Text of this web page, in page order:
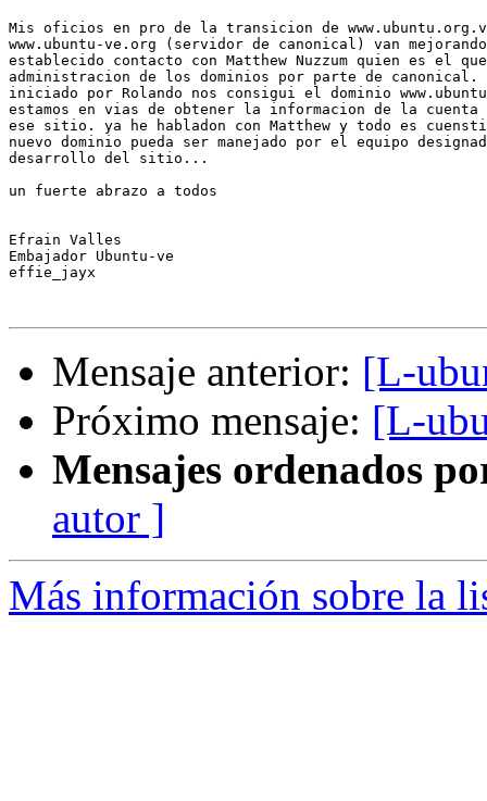
Mis oficios en pro de la transicion de
www.ubuntu-ve.org (servidor de canonical) van
establecido contacto con Matthew Nuzzum quien es el
administracion de los dominios por parte de
iniciado por Rolando nos consigui el dominio
estamos en vias de obtener la informacion de la
ese sitio. ya he habladon con Matthew y todo es
nuevo dominio pueda ser manejado por el equipo
desarrollo del sitio...
un fuerte abrazo a todos
Efrain Valles
Embajador Ubuntu-ve
effie_jayx
Mensaje anterior: [L-
Próximo mensaje: [L-
Mensajes ordenados
autor ]
Más información sobre la